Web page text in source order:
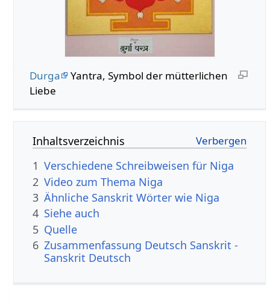
Durga
Yantra, Symbol der mütterlichen
Liebe
Inhaltsverzeichnis
1 Verschiedene Schreibweisen für Niga
2 Video zum Thema Niga
3 Ähnliche Sanskrit Wörter wie Niga
4 Siehe auch
5 Quelle
6 Zusammenfassung Deutsch Sanskrit -
Sanskrit Deutsch